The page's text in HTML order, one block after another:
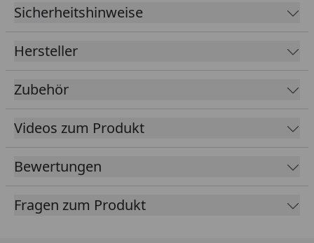
Kleber
Inklusive speziellen Klebern für
Lieferumfang
EPDM Folie 1,14 mm ausreichend
umlaufende Blendenabdeckung
Sicherheitshinweise
Hersteller
Zubehör
Videos zum Produkt
Bewertungen
Fragen zum Produkt